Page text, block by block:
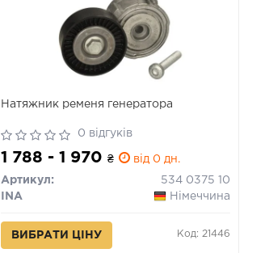
Натяжник ременя генератора
0 відгуків
1 788 - 1 970₴ від 0 дн.
Артикул:
534 0375 10
INA
Німеччина
ВИБРАТИ ЦІНУ Код: 21446